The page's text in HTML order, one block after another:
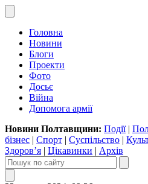
Головна
Новини
Блоги
Проекти
Фото
Досьє
Війна
Допомога армії
Новини Полтавщини: Події|
бізнес | Спорт | Суспільство |
Здоров’я | Цікавинки | Архів